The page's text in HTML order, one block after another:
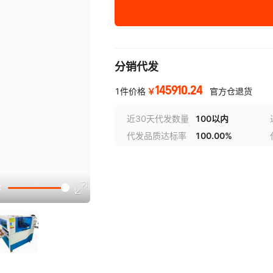
WH-870DE 60W 非金属类材料
分销代发
1件价格 ￥145910.24 官方仓退货
近30天代发数量 100以内
代发品质达标率
100.00%